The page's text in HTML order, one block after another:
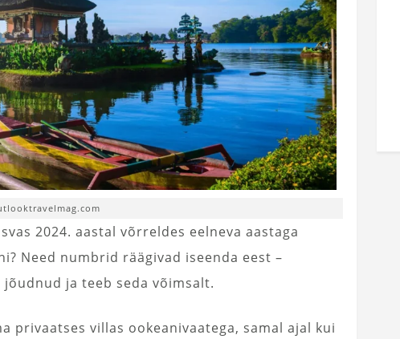
2024. aastal võrreldes eelneva aastaga
Need numbrid räägivad iseenda eest –
ja teeb seda võimsalt.
privaatses villas ookeanivaatega, samal ajal kui